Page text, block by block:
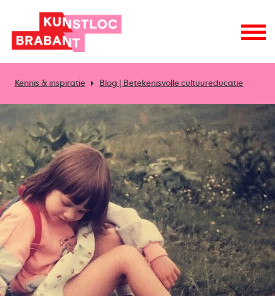
Kennis & inspiratie Blog | Betekenisvolle cultuureducatie